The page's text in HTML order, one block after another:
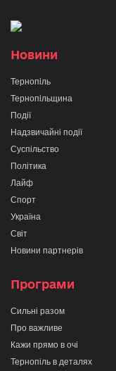
Новини
Тернопіль
Тернопільщина
Події
Надзвичайні події
Суспільство
Політика
Лайф
Спорт
Україна
Світ
Новини партнерів
Програми
Сильні разом
Про важливе
Кажи прямо в очі
Тернопіль в деталях